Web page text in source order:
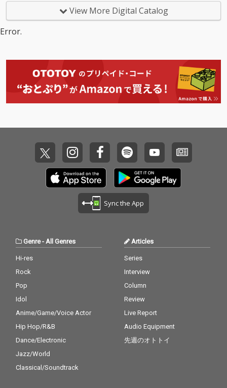
で、ドラマティックに
で、ドラマティックに
View More Digital Catalog
Error.
Sync the App
Genre-All Genres
Hi-res
Rock
Pop
Idol
Anime/Game/Voice Actor
Hip Hop/R&B
Dance/Electronic
Jazz/World
Classical/Soundtrack
Articles
Series
Interview
Column
Review
Live Report
Audio Equipment
先週のオトトイ